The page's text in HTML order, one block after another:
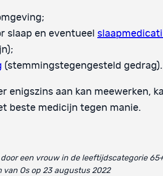
slaap en eventueel
(stemmingstegengesteld gedrag).
enigszins aan kan meewerken,
beste medicijn tegen manie.
een vrouw in de leeftijdscategorie
Os op 23 augustus 2022